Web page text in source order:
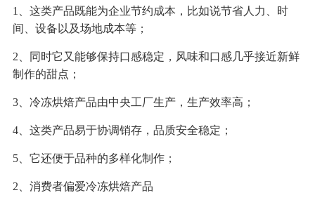
1、这类产品既能为企业节约成本，比如说节省人力、时
间、设备以及场地成本等；
2、同时它又能够保持口感稳定，风味和口感几乎接近新鲜
制作的甜点；
3、冷冻烘焙产品由中央工厂生产，生产效率高；
4、这类产品易于协调销存，品质安全稳定；
5、它还便于品种的多样化制作；
2、消费者偏爱冷冻烘焙产品